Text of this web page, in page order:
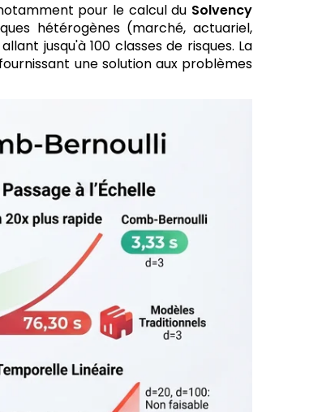
pour le calcul du Solvency
hétérogènes (marché, actuariel,
jusqu'à 100 classes de risques. La
une solution aux problèmes